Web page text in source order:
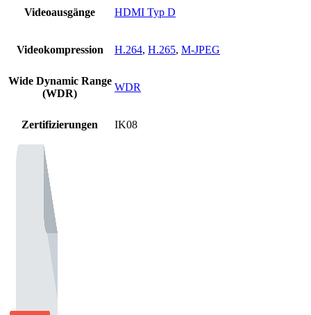
Videoausgänge HDMI Typ D
Videokompression H.264, H.265, M-JPEG
Wide Dynamic Range
(WDR)
WDR
Zertifizierungen IK08